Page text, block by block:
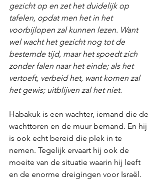
gezicht op en zet het duidelijk op
tafelen, opdat men het in het
voorbijlopen zal kunnen lezen. Want
wel wacht het gezicht nog tot de
bestemde tijd, maar het spoedt zich
zonder falen naar het einde; als het
vertoeft, verbeid het, want komen zal
het gewis; uitblijven zal het niet.
Habakuk is een wachter, iemand die de
wachttoren en de muur bemand. En hij
is ook echt bereid die plek in te
nemen. Tegelijk ervaart hij ook de
moeite van de situatie waarin hij leeft
en de enorme dreigingen voor Israël.